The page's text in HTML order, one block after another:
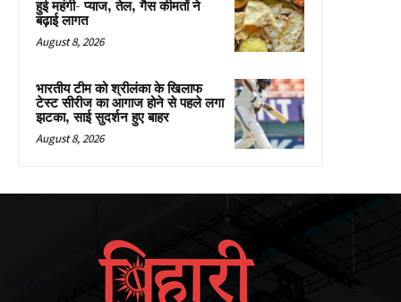
हुई महंगी- प्याज, तेल, गैस कीमतों ने
बढ़ाई लागत
August 8, 2026
भारतीय टीम को श्रीलंका के खिलाफ
टेस्ट सीरीज का आगाज होने से पहले लगा
झटका, साई सुदर्शन हुए बाहर
August 8, 2026